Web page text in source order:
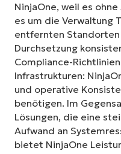
NinjaOne, weil es
es um die Verwaltung
entfernten
Durchsetzung
Compliance-
Infrastrukturen:
und operative
benötigen. Im
Lösungen, die eine
Aufwand an
bietet NinjaOne